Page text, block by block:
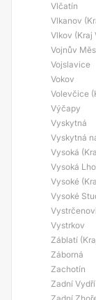
Vlčatín
Vlkanov
Vlkov (Kraj
Vojnův
Vojslavice
Vokov
Volevčice
Výčapy
Vyskytná
Vyskytná
Vysoká
Vysoká
Vysoké
Vysoké
Vystrkov
Záblatí
Záborná
Zachotín
Zadní Vydří